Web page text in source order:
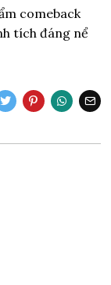
comeback
tích đáng nể